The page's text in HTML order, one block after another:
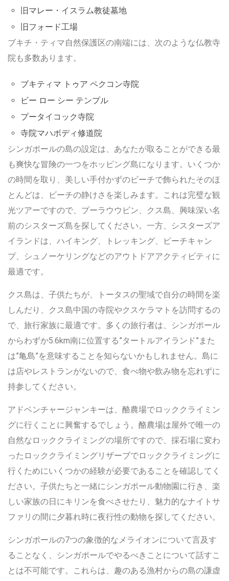
旧マレー・イスラム教徒墓地
旧フォード工場
ブキチ・ティマ自然保護区の南端には、次のような仏教寺
院も多数あります。
ブキティマ トゥア ペクコン寺院
ビー ロー シー テンプル
プータイコック寺院
寺院マハボディ修道院
シンガポールの島の設定は、あなたが取ることができる最
も爽快な冒険の一つをホッピング島になります。いくつか
の時間を取り、美しい手付かずのビーチで飾られたそのほ
とんどは、ビーチの静けさを楽しみます。これは完璧な観
光ツアーですので、プーラウウビン、クス島、興味深い名
前のシスターズ島を探してください。一方、シスターズア
イランドは、ハイキング、トレッキング、ビーチキャン
プ、シュノーケリングなどのアウトドアアクティビティに
最適です。
クス島は、子供たちが、トータスの聖域で自分の時間を楽
しんだり、クス島中国の寺院やクスケラマトを訪問するの
で、旅行家族に最適です。多くの旅行者は、シンガポール
からわずか5.6km南に位置する”タートルアイランド”また
は”亀島”を意味することを知らないかもしれません。島に
は店やレストランがないので、食べ物や飲み物を忘れずに
持参してください。
アドベンチャージャンキーは、酪農場でロッククライミン
グに行くことに興奮するでしょう。酪農場は屋外で唯一の
自然なロッククライミングの場所ですので、採石場に変わ
ったロッククライミングリザーブでロッククライミングに
行くためにいくつかの経験が必要であることを確認してく
ださい。子供たちと一緒にシンガポール動物園に行き、楽
しい家族の日にキリンを食べさせたり、魅力的なナイトサ
ファリの間に夕暮れ時に夜行性の動物を探してください。
シンガポールの7つの象徴的なメライオンについて言及す
ることなく、シンガポールでやるべきことについて話すこ
とは不可能です。これらは、趣のある漁村からの島の謙虚